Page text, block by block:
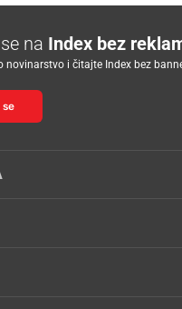
na Index bez
novinarstvo i čitajte Index bez